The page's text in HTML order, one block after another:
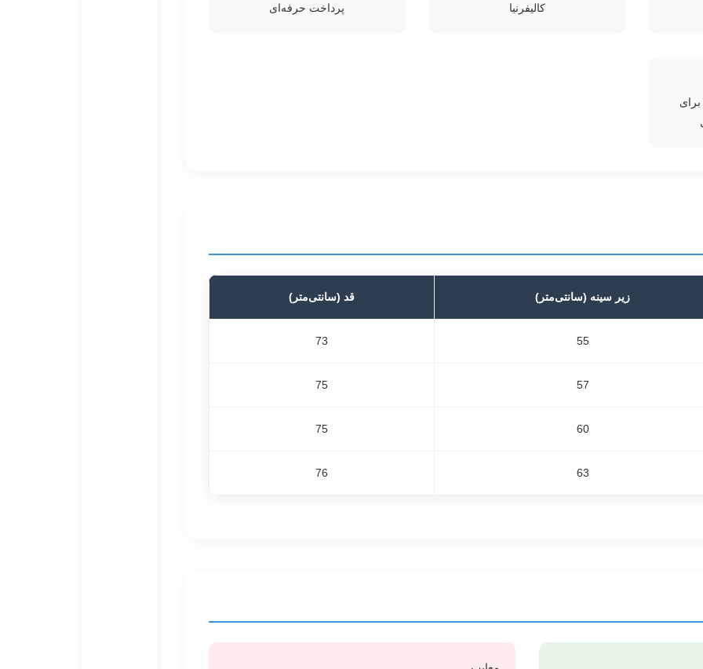
کالیفرنیا
پرداخت حرفه‌ای
زیر سینه (سانتی‌متر) قد (سانتی‌متر)
55
73
57
75
60
75
63
76